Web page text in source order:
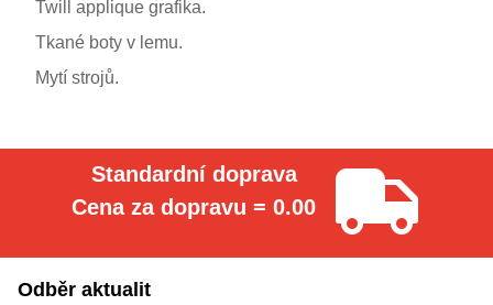
Twill applique grafika.
Tkané boty v lemu.
Mytí strojů.
Standardní doprava
Cena za dopravu = 0.00
Odběr aktualit